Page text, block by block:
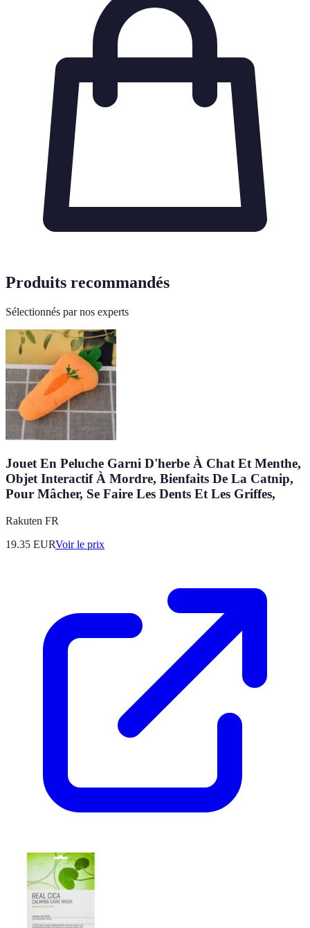
Produits recommandés
Sélectionnés par nos experts
Jouet En Peluche Garni D'herbe À Chat Et Menthe,
Objet Interactif À Mordre, Bienfaits De La Catnip,
Pour Mâcher, Se Faire Les Dents Et Les Griffes,
Rakuten FR
19.35 EURVoir le prix